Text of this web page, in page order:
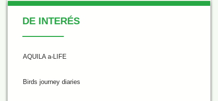
De Interés
DE INTERÉS
AQUILA a-LIFE
Birds journey diaries